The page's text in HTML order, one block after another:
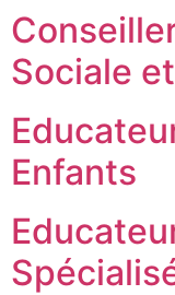
Sociale
Enfants